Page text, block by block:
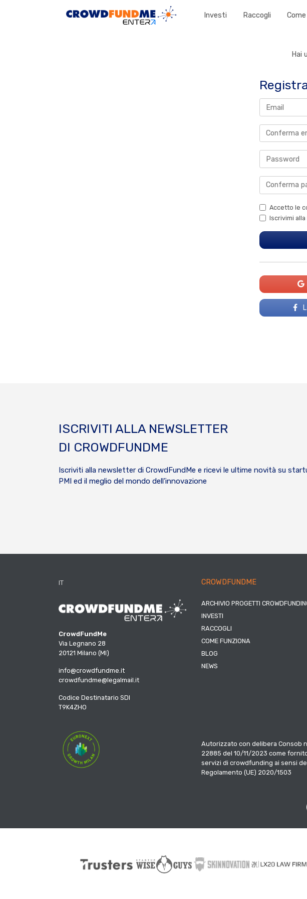
Investi Raccogli
Hai
Accetto le
Iscrivimi
ISCRIVITI ALLA NEWSLETTER
DI CROWDFUNDME
Iscriviti alla newsletter di CrowdFundMe e ricevi le ultime novità su
PMI ed il meglio del mondo dell’innovazione
IT
CrowdFundMe
Via Legnano 28
20121 Milano (MI)
info@crowdfundme.it
crowdfundme@legalmail.it
Codice Destinatario SDI
T9K4ZHO
CROWDFUNDME
ARCHIVIO PROGETTI
INVESTI
RACCOGLI
COME FUNZIONA
BLOG
NEWS
Autorizzato con delibera Consob
22885 del 10/11/2023 come
servizi di crowdfunding ai sensi
Regolamento (UE) 2020/1503